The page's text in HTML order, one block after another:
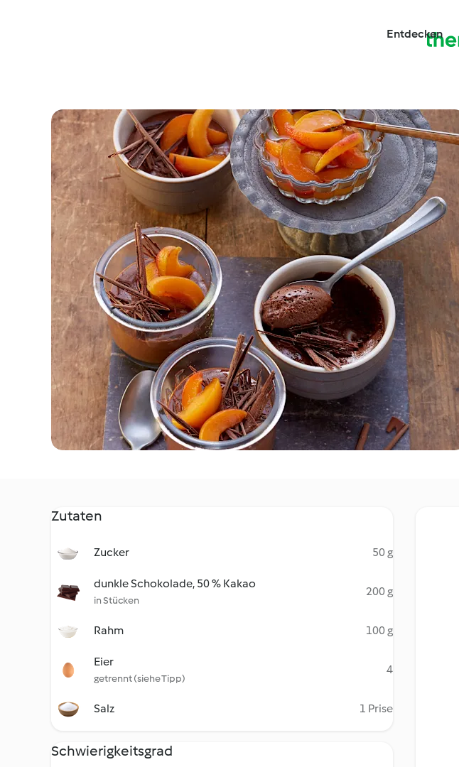
Entdecken
Zutaten
Zucker 50 g
dunkle Schokolade, 50 % Kakao
in Stücken
200 g
Rahm 100 g
Eier
getrennt (siehe Tipp)
4
Salz 1 Prise
Schwierigkeitsgrad